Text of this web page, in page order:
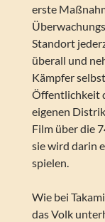
erste
Standort
überall und
Kämpfer
Öffentlichkeit
eigenen
Film über die
sie wird darin
spielen.
Wie bei
das Volk